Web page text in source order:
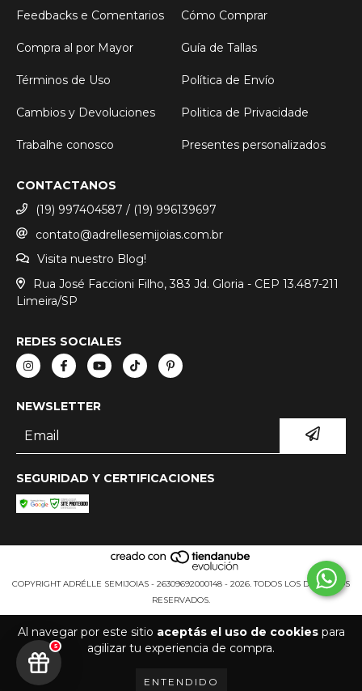
Al navegar por este sitio aceptás el uso de cookiespara
agilizar tu experiencia de compra.
ENTENDIDO
Feedbacks e Comentarios Cómo Comprar
Compra al por Mayor Guía de Tallas
Términos de Uso Política de Envío
Cambios y Devoluciones Politica de Privacidade
Trabalhe conosco Presentes personalizados
CONTACTANOS
(19) 997404587 / (19) 996139697
contato@adrellesemijoias.com.br
Visita nuestro Blog!
Rua José Faccioni Filho, 383 Jd. Gloria - CEP 13.487-211
Limeira/SP
REDES SOCIALES
NEWSLETTER
SEGURIDAD Y CERTIFICACIONES
COPYRIGHT ADRÉLLE SEMIJOIAS - 26309692000148 - 2026. TODOS LOS DERECHOS
RESERVADOS.
5